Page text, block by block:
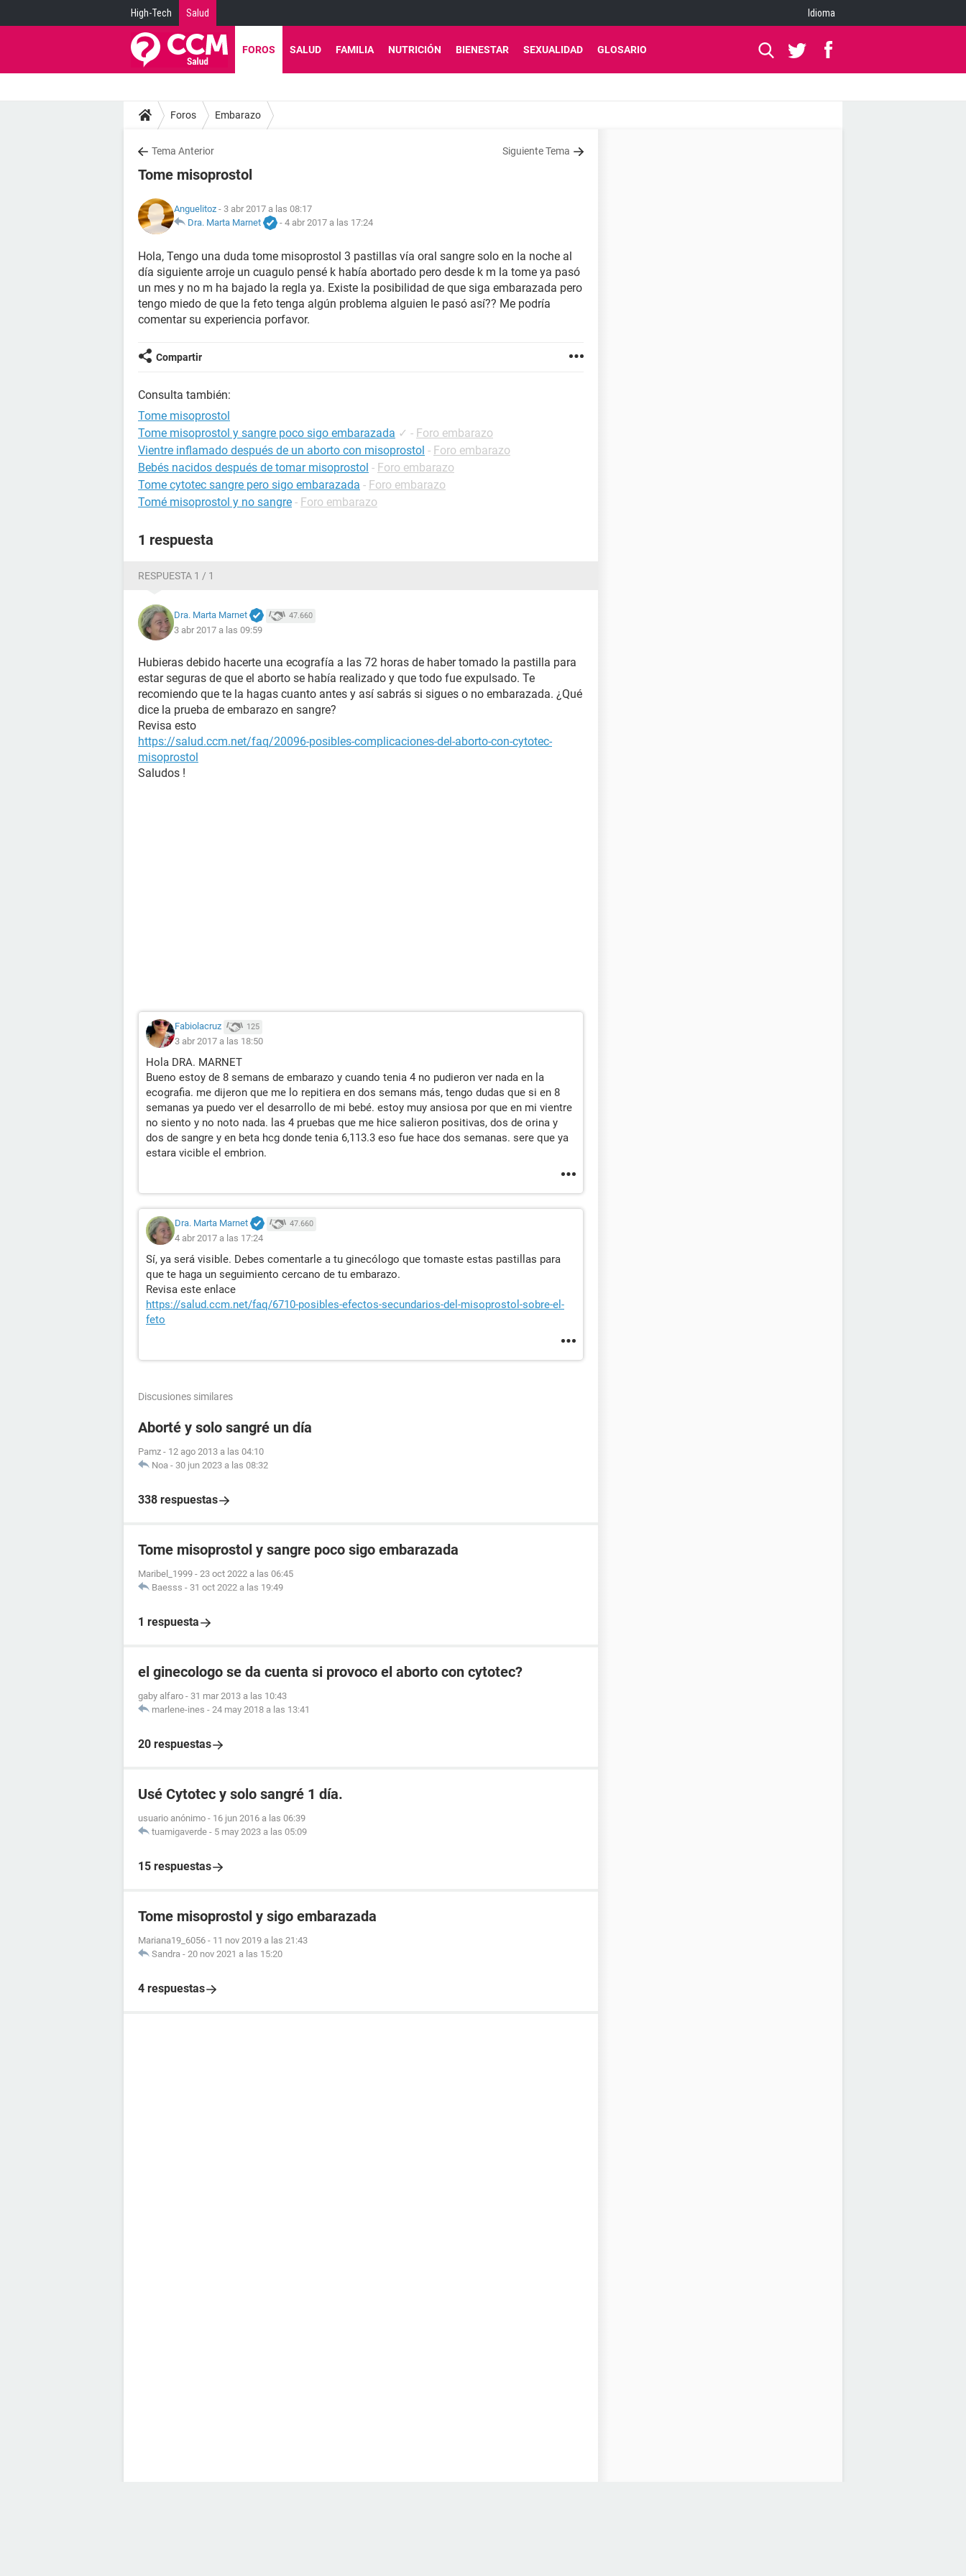
High-Tech Salud Idioma
FOROS SALUD FAMILIA NUTRICIÓN BIENESTAR SEXUALIDAD GLOSARIO
Foros Embarazo
Tema Anterior Siguiente Tema
Tome misoprostol
Anguelitoz - 3 abr 2017 a las 08:17
Dra. Marta Marnet
- 4 abr 2017 a las 17:24
Hola, Tengo una duda tome misoprostol 3 pastillas vía oral sangre solo en la noche al
día siguiente arroje un cuagulo pensé k había abortado pero desde k m la tome ya pasó
un mes y no m ha bajado la regla ya. Existe la posibilidad de que siga embarazada pero
tengo miedo de que la feto tenga algún problema alguien le pasó así?? Me podría
comentar su experiencia porfavor.
Compartir
Consulta también:
Tome misoprostol
Tome misoprostol y sangre poco sigo embarazada ✓ - Foro embarazo
Vientre inflamado después de un aborto con misoprostol - Foro embarazo
Bebés nacidos después de tomar misoprostol - Foro embarazo
Tome cytotec sangre pero sigo embarazada - Foro embarazo
Tomé misoprostol y no sangre - Foro embarazo
1 respuesta
RESPUESTA 1 / 1
Dra. Marta Marnet 47.660
3 abr 2017 a las 09:59
Hubieras debido hacerte una ecografía a las 72 horas de haber tomado la pastilla para
estar seguras de que el aborto se había realizado y que todo fue expulsado. Te
recomiendo que te la hagas cuanto antes y así sabrás si sigues o no embarazada. ¿Qué
dice la prueba de embarazo en sangre?
Revisa esto
https://salud.ccm.net/faq/20096-posibles-complicaciones-del-aborto-con-cytotec-
misoprostol
Saludos !
Fabiolacruz 125
3 abr 2017 a las 18:50
Hola DRA. MARNET
Bueno estoy de 8 semans de embarazo y cuando tenia 4 no pudieron ver nada en la
ecografia. me dijeron que me lo repitiera en dos semans más, tengo dudas que si en 8
semanas ya puedo ver el desarrollo de mi bebé. estoy muy ansiosa por que en mi vientre
no siento y no noto nada. las 4 pruebas que me hice salieron positivas, dos de orina y
dos de sangre y en beta hcg donde tenia 6,113.3 eso fue hace dos semanas. sere que ya
estara vicible el embrion.
Dra. Marta Marnet 47.660
4 abr 2017 a las 17:24
Sí, ya será visible. Debes comentarle a tu ginecólogo que tomaste estas pastillas para
que te haga un seguimiento cercano de tu embarazo.
Revisa este enlace
https://salud.ccm.net/faq/6710-posibles-efectos-secundarios-del-misoprostol-sobre-el-
feto
Discusiones similares
Aborté y solo sangré un día
Pamz - 12 ago 2013 a las 04:10
Noa - 30 jun 2023 a las 08:32
338 respuestas
Tome misoprostol y sangre poco sigo embarazada
Maribel_1999 - 23 oct 2022 a las 06:45
Baesss - 31 oct 2022 a las 19:49
1 respuesta
el ginecologo se da cuenta si provoco el aborto con cytotec?
gaby alfaro - 31 mar 2013 a las 10:43
marlene-ines - 24 may 2018 a las 13:41
20 respuestas
Usé Cytotec y solo sangré 1 día.
usuario anónimo - 16 jun 2016 a las 06:39
tuamigaverde - 5 may 2023 a las 05:09
15 respuestas
Tome misoprostol y sigo embarazada
Mariana19_6056 - 11 nov 2019 a las 21:43
Sandra - 20 nov 2021 a las 15:20
4 respuestas